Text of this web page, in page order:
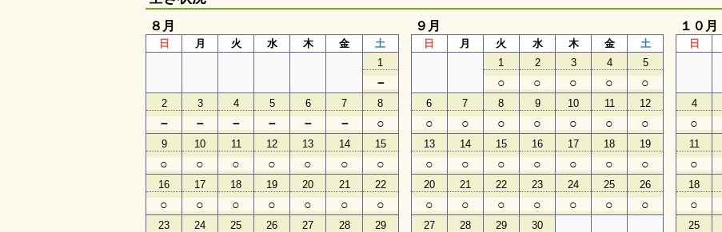
８月
日 月 火 水 木 金
土
1
－
2
－
3
－
4
－
5
－
6
－
7
－
8
○
9
○
10
○
11
○
12
○
13
○
14
○
15
○
16
○
17
○
18
○
19
○
20
○
21
○
22
○
23 24 25 26 27 28 29
９月
日 月 火 水 木 金
土
1
○
2
○
3
○
4
○
5
○
6
○
7
○
8
○
9
○
10
○
11
○
12
○
13
○
14
○
15
○
16
○
17
○
18
○
19
○
20
○
21
○
22
○
23
○
24
○
25
○
26
○
27 28 29 30
１０月
日
4
○
11
○
18
○
25